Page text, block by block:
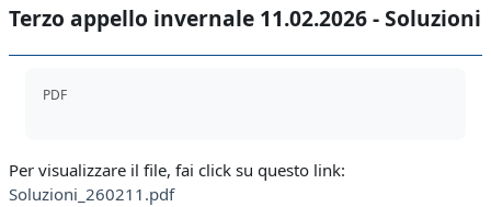
Terzo appello invernale 11.02.2026 - Soluzioni
PDF
Per visualizzare il file, fai click su questo link:
Soluzioni_260211.pdf